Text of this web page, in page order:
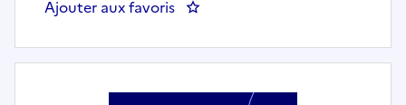
Ajouter aux favoris : UN(E) GESTIONNAIRE